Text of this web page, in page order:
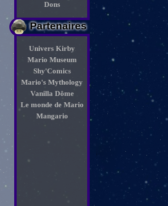
Dons
Partenaires
Univers Kirby
Mario Museum
Shy'Comics
Mario's Mythology
Vanilla Dôme
Le monde de Mario
Mangario